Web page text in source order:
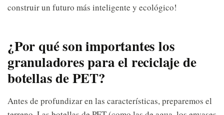
construir un futuro más inteligente y ecológico!
¿Por qué son importantes los
granuladores para el reciclaje de
botellas de PET?
Antes de profundizar en las características, preparemos el